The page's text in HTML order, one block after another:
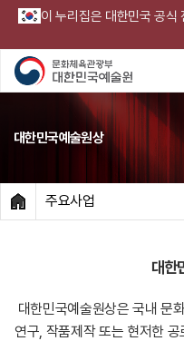
이 누리집은 대한민국 공식
대한민국예술원상
HOME
주요사업
대한
대한민국예술원상은 국내 문
연구, 작품제작 또는 현저한 공